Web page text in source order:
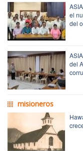
el
del
del
misioneros